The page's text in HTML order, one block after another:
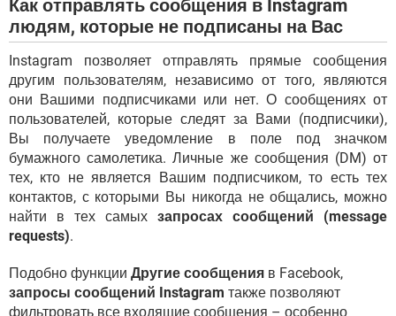
Как отправлять сообщения в Instagram
людям, которые не подписаны на Вас
Instagram позволяет отправлять прямые сообщения
другим пользователям, независимо от того, являются
они Вашими подписчиками или нет. О сообщениях от
пользователей, которые следят за Вами (подписчики),
Вы получаете уведомление в поле под значком
бумажного самолетика. Личные же сообщения (DM) от
тех, кто не является Вашим подписчиком, то есть тех
контактов, с которыми Вы никогда не общались, можно
найти в тех самых запросах сообщений (message
requests).
Подобно функции Другие сообщения в Facebook,
запросы сообщений Instagram также позволяют
фильтровать все входящие сообщения – особенно